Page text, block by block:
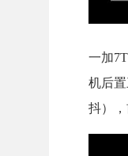
一加
机后
抖），